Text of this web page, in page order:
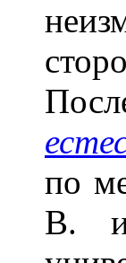
по
В. и